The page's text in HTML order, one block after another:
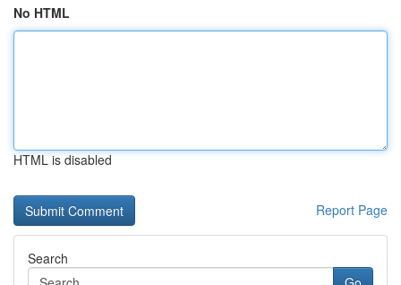
No HTML
HTML is disabled
Report Page
Search